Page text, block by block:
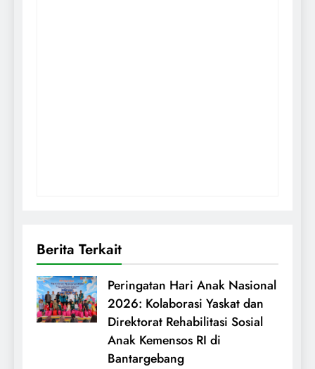
Berita Terkait
Peringatan Hari Anak Nasional
2026: Kolaborasi Yaskat dan
Direktorat Rehabilitasi Sosial
Anak Kemensos RI di
Bantargebang